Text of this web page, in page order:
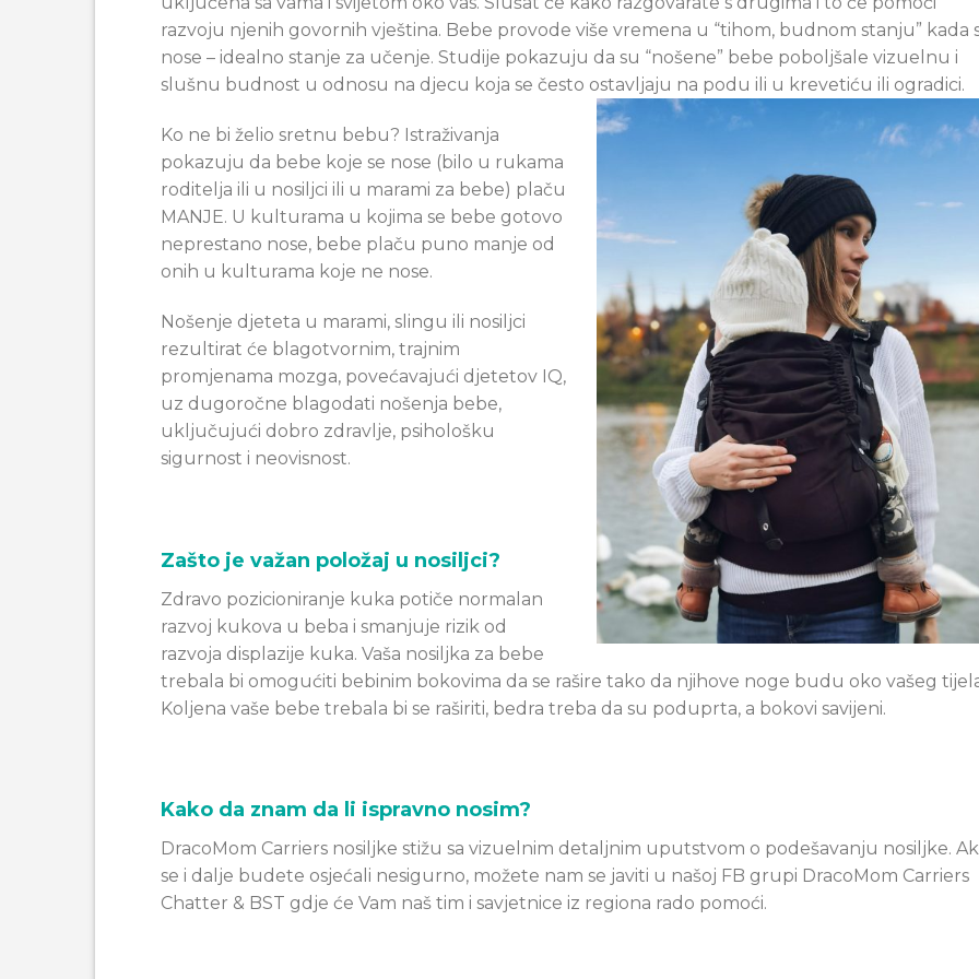
razvoju njenih govornih vještina. Bebe provode više vremena u “tihom, budnom stanju” kada
nose – idealno stanje za učenje. Studije pokazuju da su “nošene” bebe poboljšale vizuelnu i
slušnu budnost u odnosu na djecu koja se često ostavljaju na podu ili u krevetiću ili ogradici.
Ko ne bi želio sretnu bebu? Istraživanja
pokazuju da bebe koje se nose (bilo u rukama
roditelja ili u nosiljci ili u marami za bebe) plaču
MANJE. U kulturama u kojima se bebe gotovo
neprestano nose, bebe plaču puno manje od
onih u kulturama koje ne nose.
Nošenje djeteta u marami, slingu ili nosiljci
rezultirat će blagotvornim, trajnim
promjenama mozga, povećavajući djetetov IQ,
uz dugoročne blagodati nošenja bebe,
uključujući dobro zdravlje, psihološku
sigurnost i neovisnost.
Zašto je važan položaj u nosiljci?
Zdravo pozicioniranje kuka potiče normalan
razvoj kukova u beba i smanjuje rizik od
razvoja displazije kuka. Vaša nosiljka za bebe
trebala bi omogućiti bebinim bokovima da se rašire tako da njihove noge budu oko vašeg
Koljena vaše bebe trebala bi se raširiti, bedra treba da su poduprta, a bokovi savijeni.
Kako da znam da li ispravno nosim?
DracoMom Carriers nosiljke stižu sa vizuelnim detaljnim uputstvom o podešavanju nosiljke.
se i dalje budete osjećali nesigurno, možete nam se javiti u našoj FB grupi DracoMom Carriers
Chatter & BST gdje će Vam naš tim i savjetnice iz regiona rado pomoći.